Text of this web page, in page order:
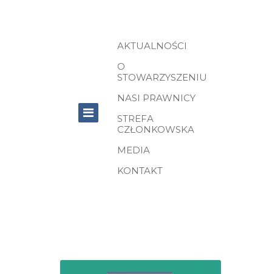
AKTUALNOŚCI
O
STOWARZYSZENIU
NASI PRAWNICY
STREFA
CZŁONKOWSKA
MEDIA
KONTAKT